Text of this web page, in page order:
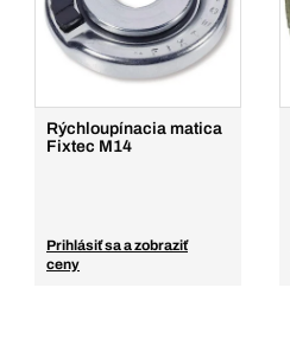
Rýchloupínacia matica
Fixtec M14
Prihlásiť sa a zobraziť
ceny